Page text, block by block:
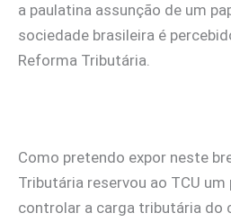
a paulatina assunção de um
sociedade brasileira é
Reforma Tributária.
Como pretendo expor neste
Tributária reservou ao TCU
controlar a carga tributária do